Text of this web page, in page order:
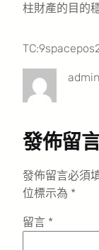
柱財產的目的
admin
發佈留
發佈留言必須
位標示為 *
留言 *